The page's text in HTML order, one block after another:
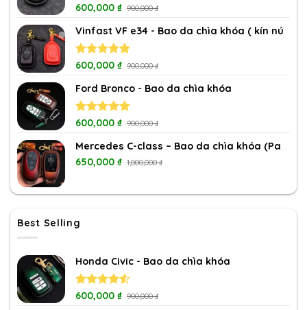
Rated5.00
600,000 ₫ 900,000₫
Vinfast VF e34 - Bao da chìa khóa ( kín nút)
Rated5.00
600,000 ₫ 900,000₫
Ford Bronco - Bao da chìa khóa
Rated5.00
600,000 ₫ 900,000₫
Mercedes C-class – Bao da chìa khóa (Patina)
650,000 ₫ 1,000,000₫
Best Selling
Honda Civic - Bao da chìa khóa
Rated
600,000 ₫ 900,000₫